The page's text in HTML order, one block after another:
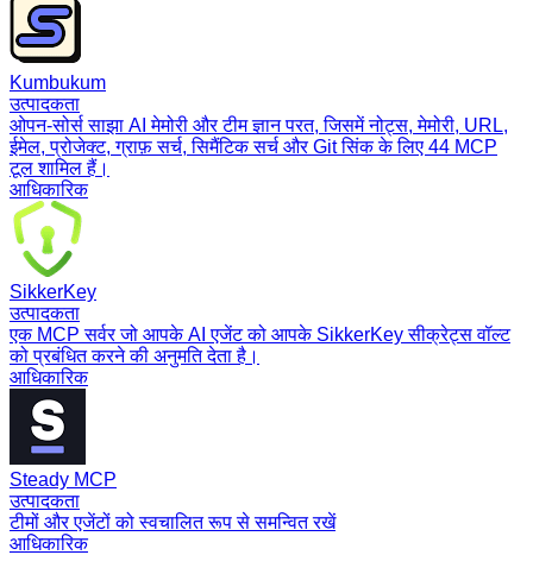
Kumbukum
उत्पादकता
ओपन-सोर्स साझा AI मेमोरी और टीम ज्ञान परत, जिसमें नोट्स, मेमोरी, URL,
ईमेल, प्रोजेक्ट, ग्राफ़ सर्च, सिमैंटिक सर्च और Git सिंक के लिए 44 MCP
टूल शामिल हैं।
आधिकारिक
SikkerKey
उत्पादकता
एक MCP सर्वर जो आपके AI एजेंट को आपके SikkerKey सीक्रेट्स वॉल्ट
को प्रबंधित करने की अनुमति देता है।
आधिकारिक
Steady MCP
उत्पादकता
टीमों और एजेंटों को स्वचालित रूप से समन्वित रखें
आधिकारिक